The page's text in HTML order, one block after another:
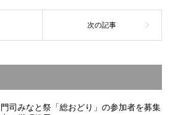
門司みなと祭「総おどり」の参加者を募集